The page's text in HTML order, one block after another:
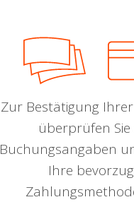
Zur Bestätigung
überprüfen Sie
Buchungsangaben
Ihre